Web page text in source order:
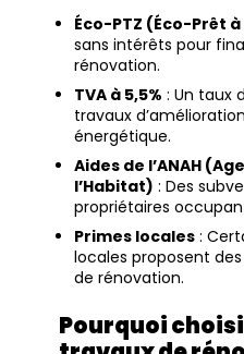
Éco-PTZ (Éco-Prêt
sans intérêts pour
rénovation.
TVA à 5,5% : Un taux
travaux
énergétique.
Aides de l’ANAH
l’Habitat) : Des
propriétaires
Primes locales :
locales proposent
de rénovation.
Pourquoi